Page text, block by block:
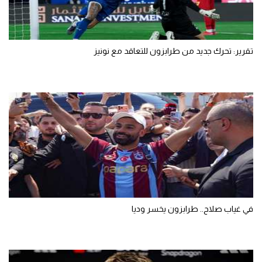
تقرير: تحرك جديد من طرابزون للتعاقد مع نونيز
في غياب صلاح.. طرابزون يخسر وديا